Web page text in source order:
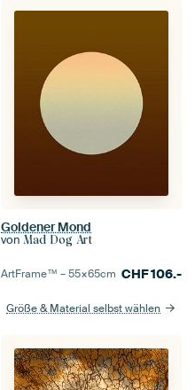
Goldener Mond
von Mad Dog Art
ArtFrame™ –55×65cm CHF106.-
Größe & Material selbst wählen